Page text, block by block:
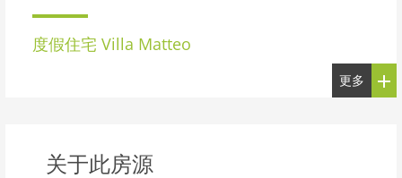
度假住宅 Villa Matteo
更多
关于此房源